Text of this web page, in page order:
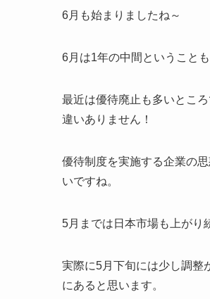
6月も始まりましたね～
6月は1年の中間ということ
最近は優待廃止も多いとこ
違いありません！
優待制度を実施する企業の
いですね。
5月までは日本市場も上がり
実際に5月下旬には少し調整
にあると思います。